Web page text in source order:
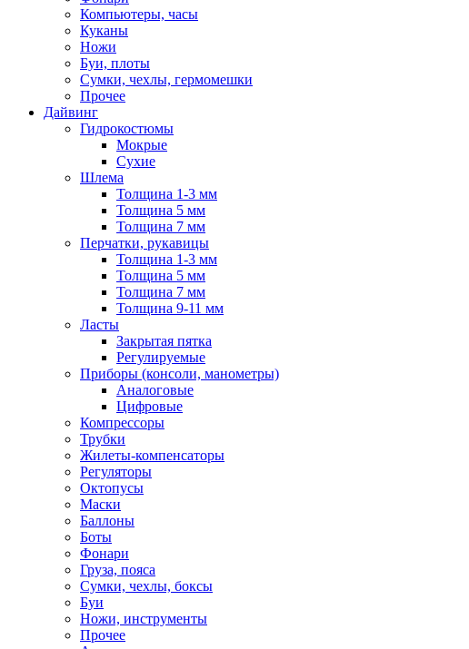
Компьютеры, часы
Куканы
Ножи
Буи, плоты
Сумки, чехлы, гермомешки
Прочее
Дайвинг
Гидрокостюмы
Мокрые
Сухие
Шлема
Толщина 1-3 мм
Толщина 5 мм
Толщина 7 мм
Перчатки, рукавицы
Толщина 1-3 мм
Толщина 5 мм
Толщина 7 мм
Толщина 9-11 мм
Ласты
Закрытая пятка
Регулируемые
Приборы (консоли, манометры)
Аналоговые
Цифровые
Компрессоры
Трубки
Жилеты-компенсаторы
Регуляторы
Октопусы
Маски
Баллоны
Боты
Фонари
Груза, пояса
Сумки, чехлы, боксы
Буи
Ножи, инструменты
Прочее